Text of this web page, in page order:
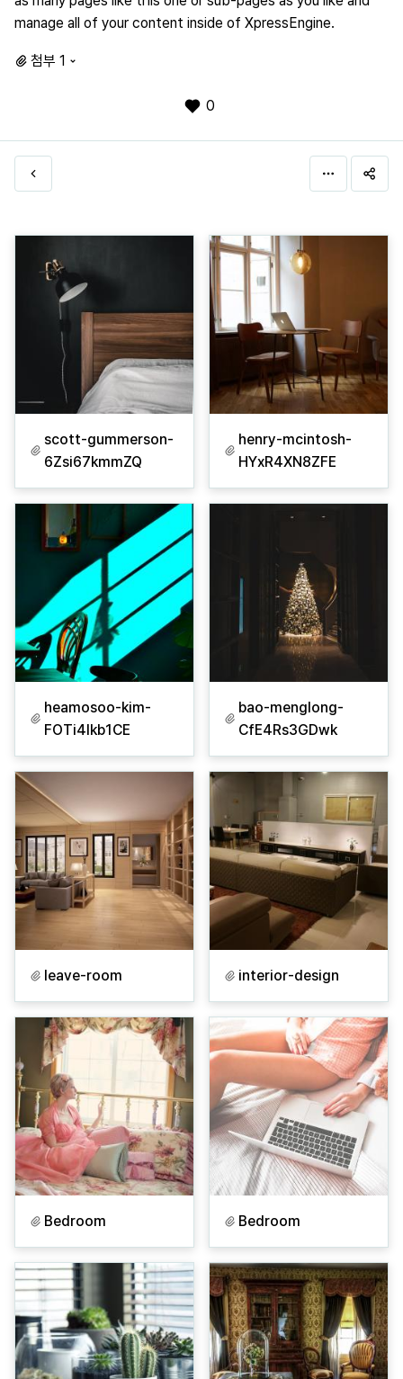
manage all of your content inside of XpressEngine.
첨부 1
0
scott-gummerson-
6Zsi67kmmZQ
henry-mcintosh-
HYxR4XN8ZFE
heamosoo-kim-
FOTi4lkb1CE
bao-menglong-
CfE4Rs3GDwk
leave-room interior-design
Bedroom Bedroom